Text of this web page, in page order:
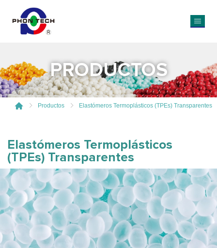
PRODUCTOS
Productos Elastómeros Termoplásticos (TPEs) Transparentes
Elastómeros Termoplásticos
(TPEs) Transparentes